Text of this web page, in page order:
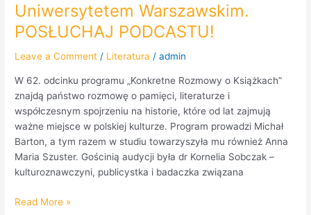
Uniwersytetem Warszawskim.
POSŁUCHAJ PODCASTU!
Leave a Comment / Literatura /admin
W 62. odcinku programu „Konkretne Rozmowy o Książkach”
znajdą państwo rozmowę o pamięci, literaturze i
współczesnym spojrzeniu na historie, które od lat zajmują
ważne miejsce w polskiej kulturze. Program prowadzi Michał
Barton, a tym razem w studiu towarzyszyła mu również Anna
Maria Szuster. Gościnią audycji była dr Kornelia Sobczak –
kulturoznawczyni, publicystka i badaczka związana
PODCASTU!
Read More »